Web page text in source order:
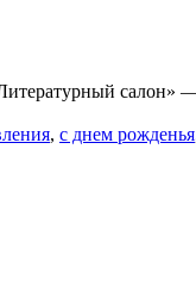
салон»
, с днем рожденья